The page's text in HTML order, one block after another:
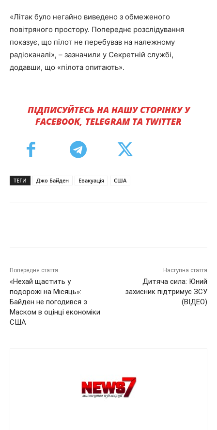
«Літак було негайно виведено з обмеженого
повітряного простору. Попереднє розслідування
показує, що пілот не перебував на належному
радіоканалі», – зазначили у Секретній службі,
додавши, що «пілота опитають».
ПІДПИСУЙТЕСЬ НА НАШУ СТОРІНКУ У
FACEBOOK, TELEGRAM ТА TWITTER
ТЕГИ Джо Байден Евакуація США
Попередня стаття
«Нехай щастить у
подорожі на Місяць»:
Байден не погодився з
Маском в оцінці економіки
США
Наступна стаття
Дитяча сила: Юний
захисник підтримує ЗСУ
(ВІДЕО)